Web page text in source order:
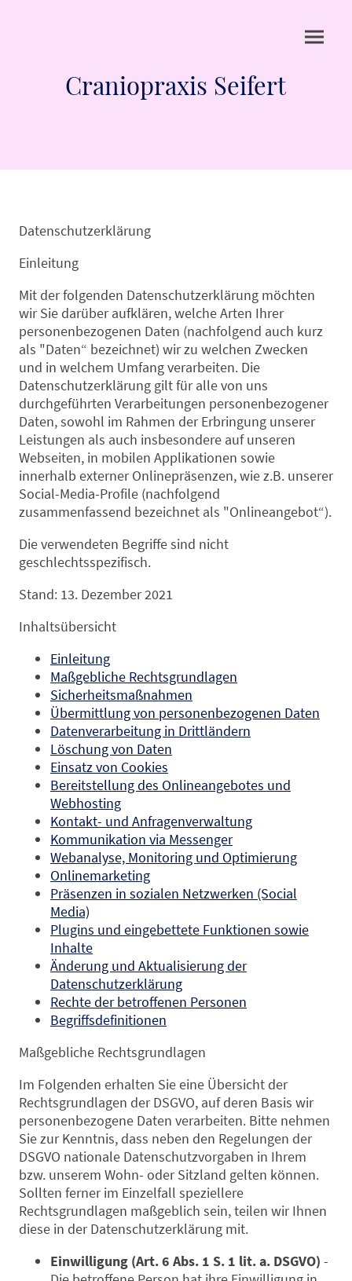
Craniopraxis Seifert
Datenschutzerklärung
Einleitung
Mit der folgenden Datenschutzerklärung möchten
wir Sie darüber aufklären, welche Arten Ihrer
personenbezogenen Daten (nachfolgend auch kurz
als "Daten“ bezeichnet) wir zu welchen Zwecken
und in welchem Umfang verarbeiten. Die
Datenschutzerklärung gilt für alle von uns
durchgeführten Verarbeitungen personenbezogener
Daten, sowohl im Rahmen der Erbringung unserer
Leistungen als auch insbesondere auf unseren
Webseiten, in mobilen Applikationen sowie
innerhalb externer Onlinepräsenzen, wie z.B. unserer
Social-Media-Profile (nachfolgend
zusammenfassend bezeichnet als "Onlineangebot“).
Die verwendeten Begriffe sind nicht
geschlechtsspezifisch.
Stand: 13. Dezember 2021
Inhaltsübersicht
Einleitung
Maßgebliche Rechtsgrundlagen
Sicherheitsmaßnahmen
Übermittlung von personenbezogenen Daten
Datenverarbeitung in Drittländern
Löschung von Daten
Einsatz von Cookies
Bereitstellung des Onlineangebotes und
Webhosting
Kontakt- und Anfragenverwaltung
Kommunikation via Messenger
Webanalyse, Monitoring und Optimierung
Onlinemarketing
Präsenzen in sozialen Netzwerken (Social
Media)
Plugins und eingebettete Funktionen sowie
Inhalte
Änderung und Aktualisierung der
Datenschutzerklärung
Rechte der betroffenen Personen
Begriffsdefinitionen
Maßgebliche Rechtsgrundlagen
Im Folgenden erhalten Sie eine Übersicht der
Rechtsgrundlagen der DSGVO, auf deren Basis wir
personenbezogene Daten verarbeiten. Bitte nehmen
Sie zur Kenntnis, dass neben den Regelungen der
DSGVO nationale Datenschutzvorgaben in Ihrem
bzw. unserem Wohn- oder Sitzland gelten können.
Sollten ferner im Einzelfall speziellere
Rechtsgrundlagen maßgeblich sein, teilen wir Ihnen
diese in der Datenschutzerklärung mit.
Einwilligung (Art. 6 Abs. 1 S. 1 lit. a. DSGVO) -